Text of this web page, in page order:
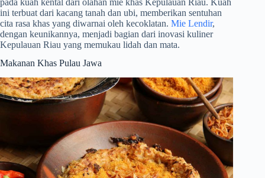
pada kuah kental dari olahan mie khas Kepulauan Riau. Kuah
ini terbuat dari kacang tanah dan ubi, memberikan sentuhan
cita rasa khas yang diwarnai oleh kecoklatan. Mie Lendir,
dengan keunikannya, menjadi bagian dari inovasi kuliner
Kepulauan Riau yang memukau lidah dan mata.
Makanan Khas Pulau Jawa